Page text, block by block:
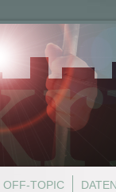
OFF-TOPIC